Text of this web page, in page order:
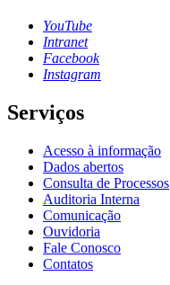
YouTube
Intranet
Facebook
Instagram
Serviços
Acesso à informação
Dados abertos
Consulta de Processos
Auditoria Interna
Comunicação
Ouvidoria
Fale Conosco
Contatos